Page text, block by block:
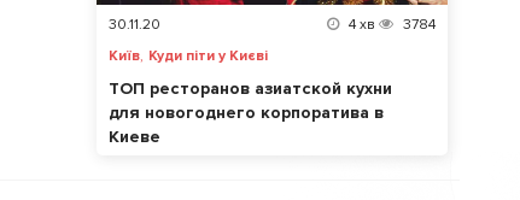
30.11.20 4 хв
3784
Київ, Куди піти у Києві
ТОП ресторанов азиатской кухни
для новогоднего корпоратива в
Киеве